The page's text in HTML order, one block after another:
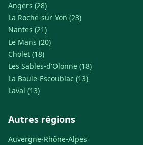
Angers (28)
La Roche-sur-Yon (23)
Nantes (21)
Le Mans (20)
Cholet (18)
Les Sables-d'Olonne (18)
La Baule-Escoublac (13)
Laval (13)
Autres régions
Auvergne-Rhône-Alpes